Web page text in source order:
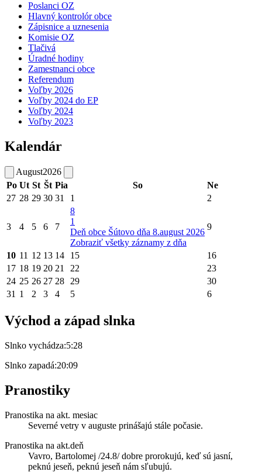
Poslanci OZ
Hlavný kontrolór obce
Zápisnice a uznesenia
Komisie OZ
Tlačivá
Úradné hodiny
Zamestnanci obce
Referendum
Voľby 2026
Voľby 2024 do EP
Voľby 2024
Voľby 2023
Kalendár
August2026
Po Ut St Št Pia So
Ne
27 28 29 30 31 1 2
3 4 5 6 7
8
1
Deň obce Šútovo dňa 8.august 2026
Zobraziť všetky záznamy z dňa
9
10 11 12 13 14 15
16
17 18 19 20 21 22
23
24 25 26 27 28 29
30
31 1 2 3 4 5 6
Východ a západ slnka
Slnko vychádza:5:28
Slnko zapadá:20:09
Pranostiky
Pranostika na akt. mesiac
Severné vetry v auguste prinášajú stále počasie.
Pranostika na akt.deň
Vavro, Bartolomej /24.8/ dobre prorokujú, keď sú jasní,
peknú jeseň, peknú jeseň nám sľubujú.